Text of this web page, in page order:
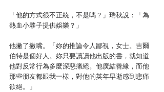
「他的方式很不正統，不是嗎？」瑞秋說：「為
熱血小夥子提供娛樂？」
他撇了撇嘴。「妳的推論令人鄙視，女士。吉爾
伯特是個好人。妳只要讀讀他出版的書，就知道
他對反常行為多麼深惡痛絕。他廣結善緣，而他
那些朋友都跟我一樣，對他的英年早逝感到悲痛
欲絕。」